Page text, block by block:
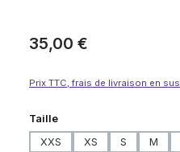
Prix régulier :
35,00 €
Prix TTC, frais de livraison en sus
Sélectionnez
Taille
XXS
XS S M